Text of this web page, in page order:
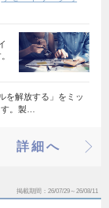
を解放する」をミッ
。製…
詳細へ
掲載期間 26/07/29～26/08/11